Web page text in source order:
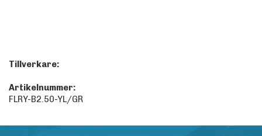
Tillverkare:
Artikelnummer:
FLRY-B2.50-YL/GR